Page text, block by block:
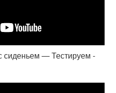
сиденьем — Тестируем -